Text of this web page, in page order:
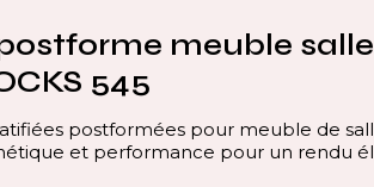
meuble
545
postformées pour meuble de
et performance pour un rendu